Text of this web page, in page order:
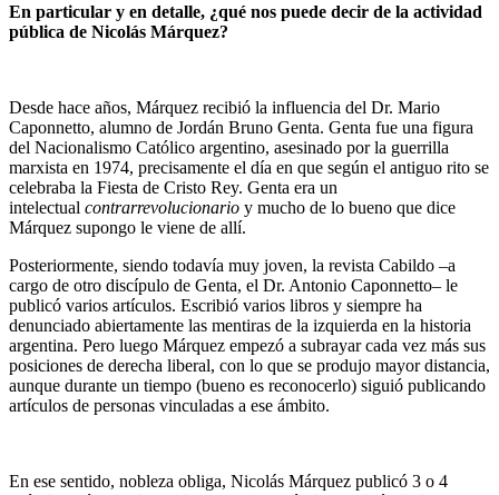
En particular y en detalle, ¿qué nos puede decir de la actividad
pública de Nicolás Márquez?
Desde hace años, Márquez recibió la influencia del Dr. Mario
Caponnetto, alumno de Jordán Bruno Genta. Genta fue una figura
del Nacionalismo Católico argentino, asesinado por la guerrilla
marxista en 1974, precisamente el día en que según el antiguo rito se
celebraba la Fiesta de Cristo Rey. Genta era un
intelectual contrarrevolucionario y mucho de lo bueno que dice
Márquez supongo le viene de allí.
Posteriormente, siendo todavía muy joven, la revista Cabildo –a
cargo de otro discípulo de Genta, el Dr. Antonio Caponnetto– le
publicó varios artículos. Escribió varios libros y siempre ha
denunciado abiertamente las mentiras de la izquierda en la historia
argentina. Pero luego Márquez empezó a subrayar cada vez más sus
posiciones de derecha liberal, con lo que se produjo mayor distancia,
aunque durante un tiempo (bueno es reconocerlo) siguió publicando
artículos de personas vinculadas a ese ámbito.
En ese sentido, nobleza obliga, Nicolás Márquez publicó 3 o 4